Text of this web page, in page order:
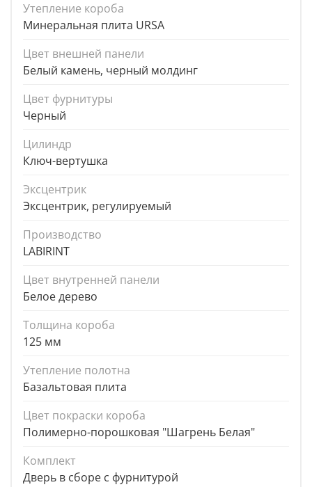
Утепление короба
Минеральная плита URSA
Цвет внешней панели
Белый камень, черный молдинг
Цвет фурнитуры
Черный
Цилиндр
Ключ-вертушка
Эксцентрик
Эксцентрик, регулируемый
Производство
LABIRINT
Цвет внутренней панели
Белое дерево
Толщина короба
125 мм
Утепление полотна
Базальтовая плита
Цвет покраски короба
Полимерно-порошковая "Шагрень Белая"
Комплект
Дверь в сборе с фурнитурой